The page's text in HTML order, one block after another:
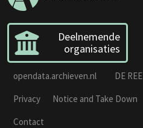
Deelnemende
organisaties
opendata.archieven.nl DE REE
Privacy
Notice and Take Down
Contact